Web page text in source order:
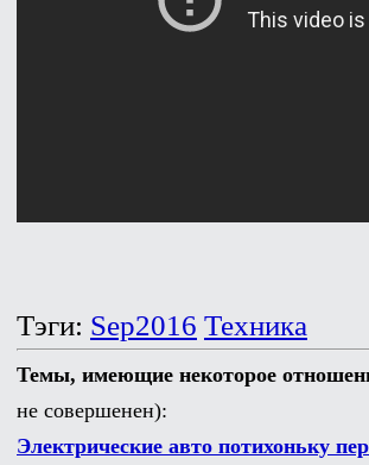
Тэги: Sep2016 Техника
Темы, имеющие некоторое
не совершенен):
Электрические авто потихоньку